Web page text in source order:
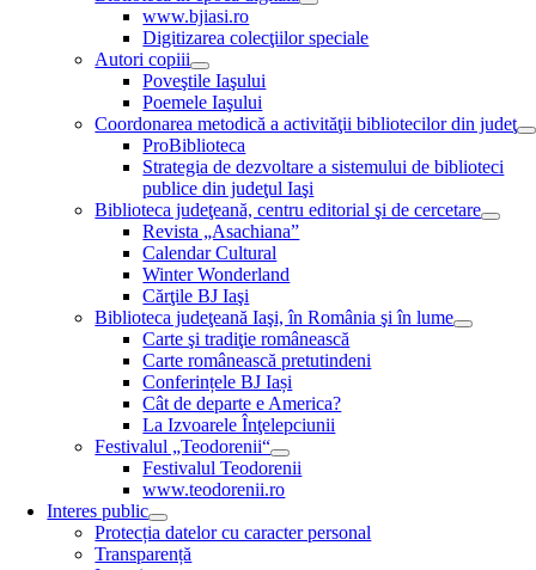
www.bjiasi.ro
Digitizarea colecţiilor speciale
Autori copiii
Poveştile Iaşului
Poemele Iaşului
Coordonarea metodică a activităţii bibliotecilor din judeţ
ProBiblioteca
Strategia de dezvoltare a sistemului de biblioteci
publice din judeţul Iaşi
Biblioteca judeţeană, centru editorial şi de cercetare
Revista „Asachiana”
Calendar Cultural
Winter Wonderland
Cărţile BJ Iaşi
Biblioteca judeţeană Iaşi, în România şi în lume
Carte şi tradiţie românească
Carte românească pretutindeni
Conferințele BJ Iași
Cât de departe e America?
La Izvoarele Înţelepciunii
Festivalul „Teodorenii“
Festivalul Teodorenii
www.teodorenii.ro
Interes public
Protecția datelor cu caracter personal
Transparență